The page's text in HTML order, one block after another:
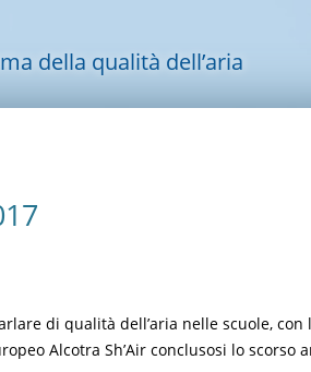
della qualità dell’aria
di qualità dell’aria nelle scuole,
Alcotra Sh’Air conclusosi lo scorso